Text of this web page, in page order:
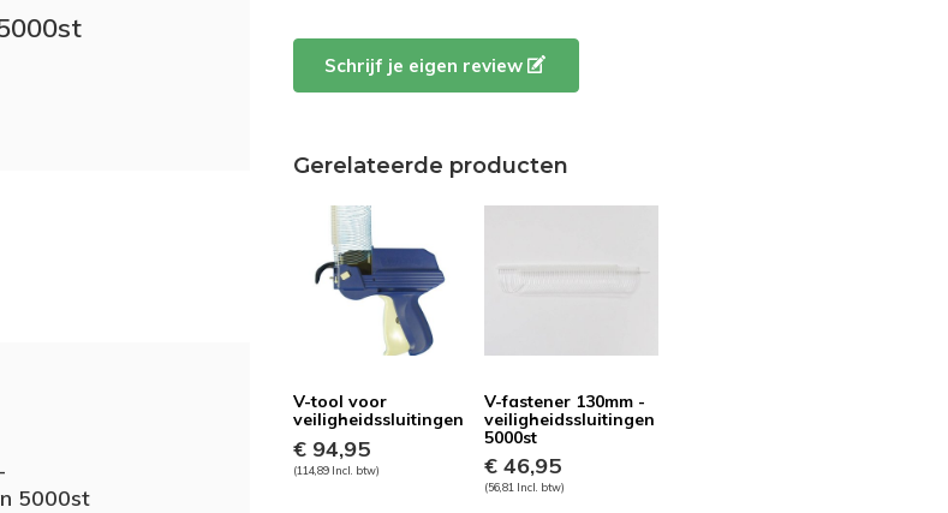
5000st
Schrijf je eigen review
Gerelateerde producten
V-tool voor
veiligheidssluitingen
€ 94,95
(114,89 Incl. btw)
V-fastener 130mm -
veiligheidssluitingen
5000st
€ 46,95
(56,81 Incl. btw)